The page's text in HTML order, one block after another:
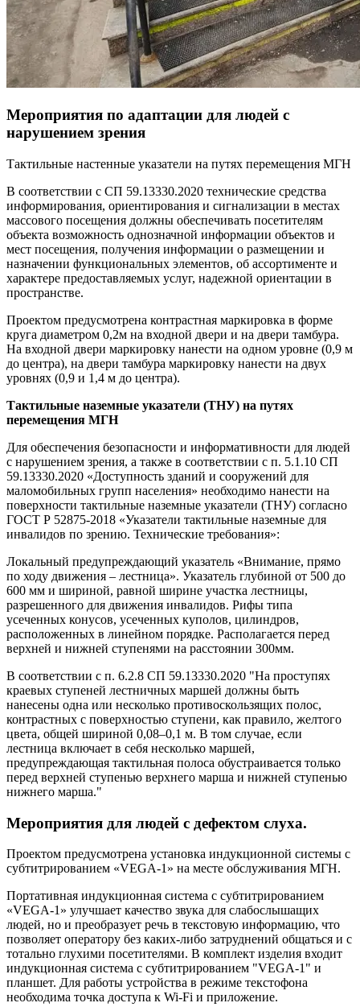
Мероприятия по адаптации для людей с
нарушением зрения
Тактильные настенные указатели на путях перемещения МГН
В соответствии с СП 59.13330.2020 технические средства
информирования, ориентирования и сигнализации в местах
массового посещения должны обеспечивать посетителям
объекта возможность однозначной информации объектов и
мест посещения, получения информации о размещении и
назначении функциональных элементов, об ассортименте и
характере предоставляемых услуг, надежной ориентации в
пространстве.
Проектом предусмотрена контрастная маркировка в форме
круга диаметром 0,2м на входной двери и на двери тамбура.
На входной двери маркировку нанести на одном уровне (0,9 м
до центра), на двери тамбура маркировку нанести на двух
уровнях (0,9 и 1,4 м до центра).
Тактильные наземные указатели (ТНУ) на путях
перемещения МГН
Для обеспечения безопасности и информативности для людей
с нарушением зрения, а также в соответствии с п. 5.1.10 СП
59.13330.2020 «Доступность зданий и сооружений для
маломобильных групп населения» необходимо нанести на
поверхности тактильные наземные указатели (ТНУ) согласно
ГОСТ Р 52875-2018 «Указатели тактильные наземные для
инвалидов по зрению. Технические требования»:
Локальный предупреждающий указатель «Внимание, прямо
по ходу движения – лестница». Указатель глубиной от 500 до
600 мм и шириной, равной ширине участка лестницы,
разрешенного для движения инвалидов. Рифы типа
усеченных конусов, усеченных куполов, цилиндров,
расположенных в линейном порядке. Располагается перед
верхней и нижней ступенями на расстоянии 300мм.
В соответствии с п. 6.2.8 СП 59.13330.2020 "На проступях
краевых ступеней лестничных маршей должны быть
нанесены одна или несколько противоскользящих полос,
контрастных с поверхностью ступени, как правило, желтого
цвета, общей шириной 0,08–0,1 м. В том случае, если
лестница включает в себя несколько маршей,
предупреждающая тактильная полоса обустраивается только
перед верхней ступенью верхнего марша и нижней ступенью
нижнего марша."
Мероприятия для людей с дефектом слуха.
Проектом предусмотрена установка индукционной системы с
субтитрированием «VEGA-1» на месте обслуживания МГН.
Портативная индукционная система с субтитрированием
«VEGA-1» улучшает качество звука для слабослышащих
людей, но и преобразует речь в текстовую информацию, что
позволяет оператору без каких-либо затруднений общаться и с
тотально глухими посетителями. В комплект изделия входит
индукционная система с субтитрированием "VEGA-1" и
планшет. Для работы устройства в режиме текстофона
необходима точка доступа к Wi-Fi и приложение.